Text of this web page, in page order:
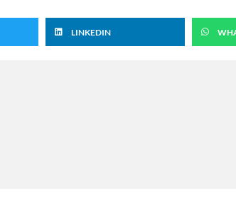
LINKEDIN